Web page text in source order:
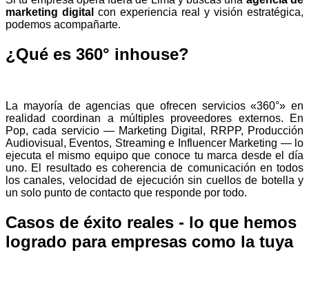
marketing digital con experiencia real y visión estratégica,
podemos acompañarte.
¿Qué es 360° inhouse?
La mayoría de agencias que ofrecen servicios «360°» en
realidad coordinan a múltiples proveedores externos. En
Pop, cada servicio — Marketing Digital, RRPP, Producción
Audiovisual, Eventos, Streaming e Influencer Marketing — lo
ejecuta el mismo equipo que conoce tu marca desde el día
uno. El resultado es coherencia de comunicación en todos
los canales, velocidad de ejecución sin cuellos de botella y
un solo punto de contacto que responde por todo.
Casos de éxito reales - lo que hemos
logrado para empresas como la tuya